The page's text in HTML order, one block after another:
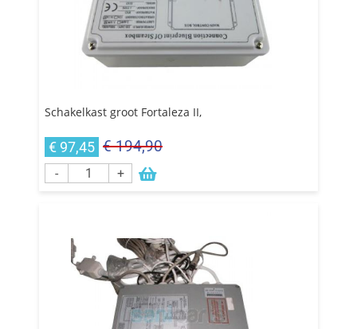
Schakelkast groot Fortaleza II,
€ 97,45 € 194,90
- +